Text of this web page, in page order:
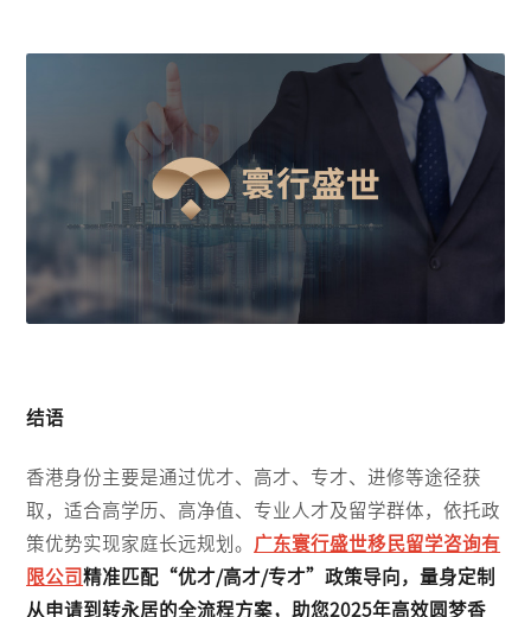
结语
香港身份主要是通过优才、高才、专才、进修等途径获
取，适合高学历、高净值、专业人才及留学群体，依托政
策优势实现家庭长远规划。
广东寰行盛世移民留学咨询有
限公司精准匹配“优才/高才/专才”政策导向，量身定制
从申请到转永居的全流程方案，助您2025年高效圆梦香